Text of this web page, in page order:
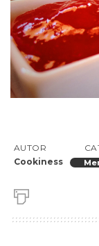
AUTOR
Cookiness